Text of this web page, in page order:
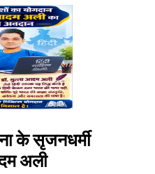
के सृजनधर्मी
अली